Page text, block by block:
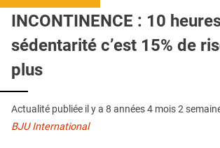
CRÉDITS
INCONTINENCE : 10
sédentarité c’est 15% de
plus
Actualité publiée il y a 8 années 4 mois 2
BJU International